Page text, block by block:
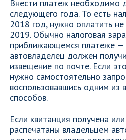
Внести платеж необходимо
следующего года. То есть
2018 год, нужно оплатить
2019. Обычно налоговая
приближающемся платеже —
автовладелец должен
извещение по почте. Если
нужно самостоятельно
воспользовавшись одним из
способов.
Если квитанция получена
распечатаны владельцем